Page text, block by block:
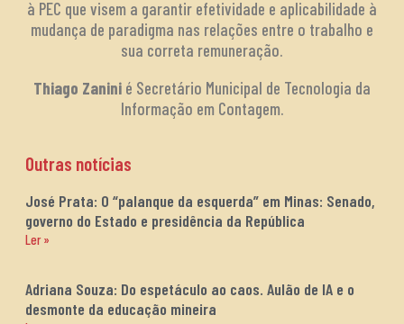
à PEC que visem a garantir efetividade e aplicabilidade à
mudança de paradigma nas relações entre o trabalho e
sua correta remuneração.
Thiago Zanini é Secretário Municipal de Tecnologia da
Informação em Contagem.
Outras notícias
José Prata: O “palanque da esquerda” em Minas: Senado,
governo do Estado e presidência da República
Ler »
Adriana Souza: Do espetáculo ao caos. Aulão de IA e o
desmonte da educação mineira